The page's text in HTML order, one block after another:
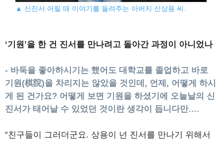
▲ 신진서 어릴 때 이야기를 들려주는 아버지 신상용 씨.
‘기원’을 한 건 진서를 만나려고 돌아간 과정이 아니었나
- 바둑을 좋아하시기는 했어도 대학교를 졸업하고 바로
기원(棋院)을 차리지는 않았을 것인데, 언제, 어떻게 하시
게 된 건가요? 어떻게 보면 기원을 하셨기에 오늘날의 신
진서가 태어날 수 있었던 것이란 생각이 듭니다만….
“친구들이 그러더군요. 상용이 넌 진서를 만나기 위해서